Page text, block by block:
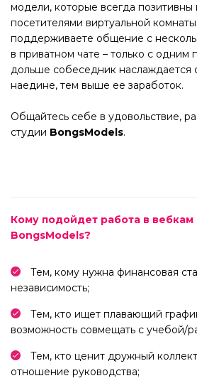
модели, которые всегда
посетителями виртуальной
поддерживаете общение с
в приватном чате – только с одним
дольше собеседник
наедине, тем выше ее заработок.
Общайтесь себе в удовольствие,
студии BongsModels.
Кому подойдет работа в вебкам
BongsModels?
Тем, кому нужна финансовая
независимость;
Тем, кто ищет плавающий
возможность совмещать с учебой/
Тем, кто ценит дружный
отношение руководства;